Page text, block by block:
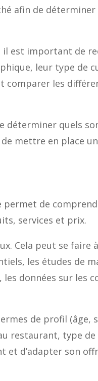
afin de
il est important de
leur type de
comparer les
déterminer quels
mettre en place
permet de
services et prix.
Cela peut se faire
les études de
données sur les
de profil (âge,
restaurant, type
et d’adapter son